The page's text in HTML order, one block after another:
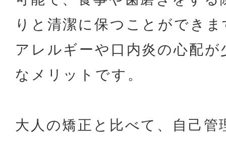
りと清潔に保つことができ
アレルギーや口内炎の心配
なメリットです。
大人の矯正と比べて、自己管